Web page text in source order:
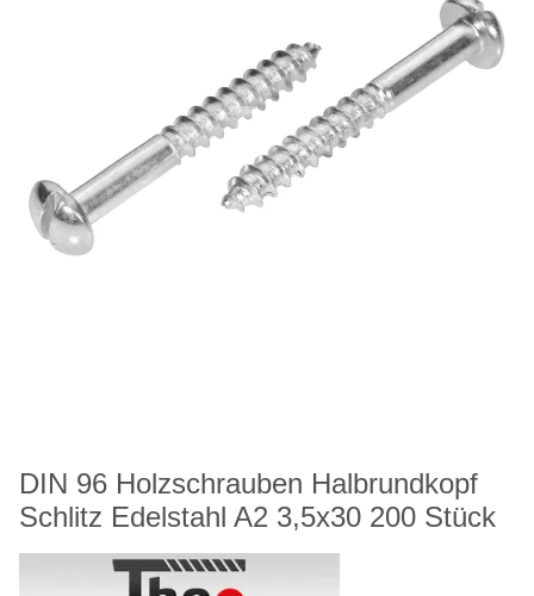
DIN 96 Holzschrauben Halbrundkopf
Schlitz Edelstahl A2 3,5x30 200 Stück